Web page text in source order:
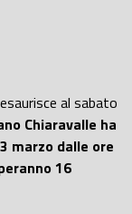
al sabato
Chiaravalle ha
marzo dalle ore
16